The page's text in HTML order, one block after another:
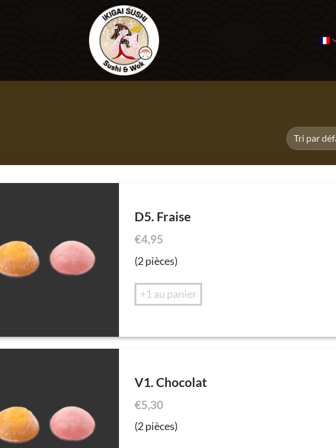
D5. Fraise
€4,95
(2 pièces)
+1 au panier
V1. Chocolat
€5,30
(2 pièces)